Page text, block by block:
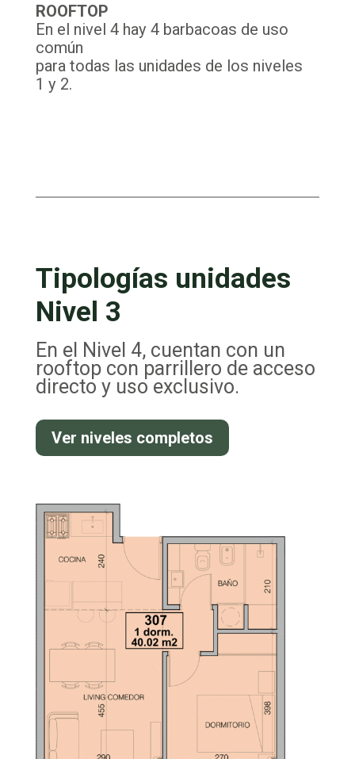
ROOFTOP
En el nivel 4 hay 4 barbacoas de uso
común
para todas las unidades de los niveles
1 y 2.
Tipologías unidades
Nivel 3
En el Nivel 4, cuentan con un
rooftop con parrillero de acceso
directo y uso exclusivo.
Ver niveles completos